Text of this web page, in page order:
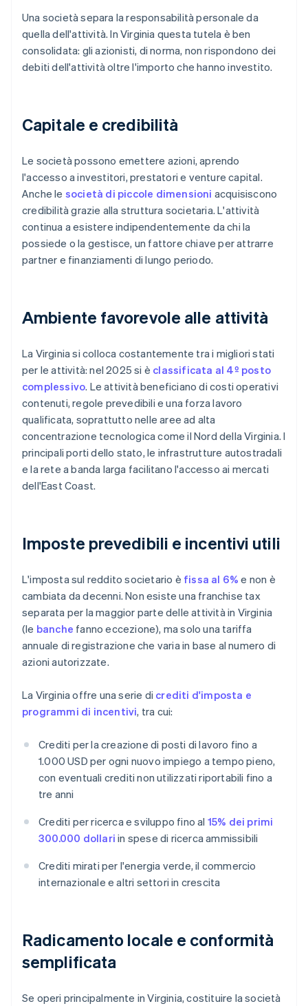
Una società separa la responsabilità personale da
quella dell'attività. In Virginia questa tutela è ben
consolidata: gli azionisti, di norma, non rispondono dei
debiti dell'attività oltre l'importo che hanno investito.
Capitale e credibilità
Le società possono emettere azioni, aprendo
l'accesso a investitori, prestatori e venture capital.
Anche le società di piccole dimensioni acquisiscono
credibilità grazie alla struttura societaria. L'attività
continua a esistere indipendentemente da chi la
possiede o la gestisce, un fattore chiave per attrarre
partner e finanziamenti di lungo periodo.
Ambiente favorevole alle attività
La Virginia si colloca costantemente tra i migliori stati
per le attività: nel 2025 si è classificata al 4º posto
complessivo. Le attività beneficiano di costi operativi
contenuti, regole prevedibili e una forza lavoro
qualificata, soprattutto nelle aree ad alta
concentrazione tecnologica come il Nord della Virginia. I
principali porti dello stato, le infrastrutture autostradali
e la rete a banda larga facilitano l'accesso ai mercati
dell'East Coast.
Imposte prevedibili e incentivi utili
L'imposta sul reddito societario è fissa al 6% e non è
cambiata da decenni. Non esiste una franchise tax
separata per la maggior parte delle attività in Virginia
(le banche fanno eccezione), ma solo una tariffa
annuale di registrazione che varia in base al numero di
azioni autorizzate.
La Virginia offre una serie di crediti d'imposta e
programmi di incentivi, tra cui:
Crediti per la creazione di posti di lavoro fino a
1.000 USD per ogni nuovo impiego a tempo pieno,
con eventuali crediti non utilizzati riportabili fino a
tre anni
Crediti per ricerca e sviluppo fino al 15% dei primi
300.000 dollari in spese di ricerca ammissibili
Crediti mirati per l'energia verde, il commercio
internazionale e altri settori in crescita
Radicamento locale e conformità
semplificata
Se operi principalmente in Virginia, costituire la società